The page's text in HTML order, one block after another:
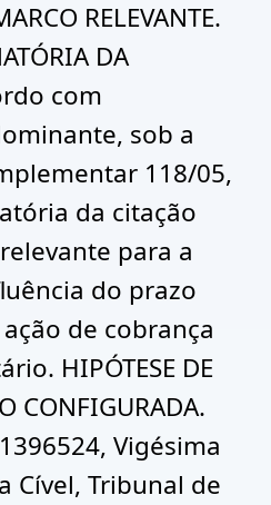
RELEVANTE.
DA
com
sob a
118/05,
da citação
para a
do prazo
de cobrança
HIPÓTESE DE
CONFIGURADA.
Vigésima
Cível, Tribunal de